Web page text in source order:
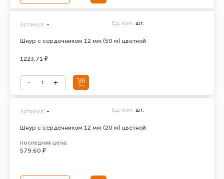
Шнур с сердечником 12 мм (50 м) цветной
Артикул: - Ед. изм. шт.
1223.71 ₽
Шнур с сердечником 12 мм (20 м) цветной
Артикул: - Ед. изм. шт.
последняя цена:
579.60 ₽